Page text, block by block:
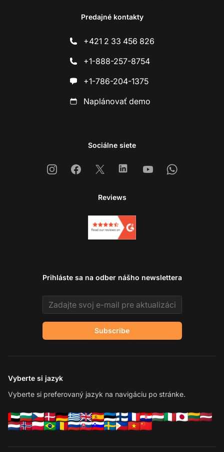
Predajné kontakty
+421 2 33 456 826
+1-888-257-8754
+1-786-204-1375
Naplánovať demo
Sociálne siete
InstagramFacebook
X LinkedinYoutubeWhatsapp
Reviews
Prihláste sa na odber nášho newslettera
Email address
Subscribe
Vyberte si jazyk
Vyberte si preferovaný jazyk na navigáciu po stránke.